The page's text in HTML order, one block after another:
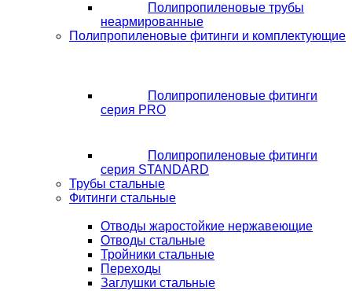
Полипропиленовые трубы
неармированные
Полипропиленовые фитинги и комплектующие
Полипропиленовые фитинги
серия PRO
Полипропиленовые фитинги
серия STANDARD
Трубы стальные
Фитинги стальные
Отводы жаростойкие нержавеющие
Отводы стальные
Тройники стальные
Переходы
Заглушки стальные